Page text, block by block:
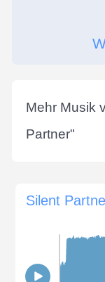
Mehr Musik
Partner"
Silent